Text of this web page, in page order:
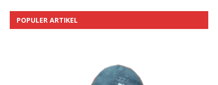
POPULER ARTIKEL